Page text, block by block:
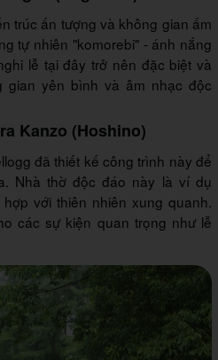
trúc ấn tượng và không gian ấm
tự nhiên "komorebi" - ánh nắng
lễ tại đây trở nên đặc biệt và
gian yên bình và âm nhạc độc
Kanzo (Hoshino)
đã thiết kế công trình này để
Nhà thờ độc đáo này là ví dụ
với thiên nhiên xung quanh.
các sự kiện quan trọng như lễ